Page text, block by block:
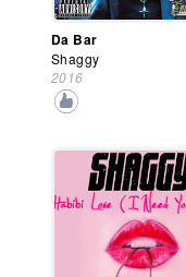
Da Bar
Shaggy
2016